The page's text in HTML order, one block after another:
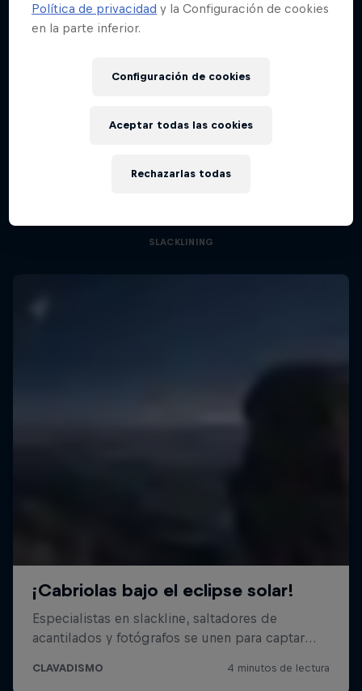
Jaan Roose: Life on the Line
SLACKLINING
Política de privacidad y la Configuración de cookies
en la parte inferior.
Configuración de cookies
Rechazarlas todas
Aceptar todas las cookies